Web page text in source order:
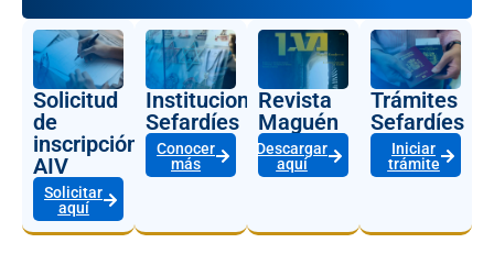
Solicitud
de
inscripción
AIV
Solicitar
aquí
Instituciones
Sefardíes
Conocer
más
Revista
Maguén
Descargar
aquí
Trámites
Sefardíes
Iniciar
trámite